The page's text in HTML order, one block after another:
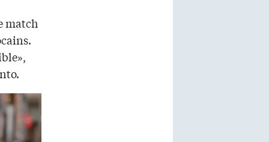
match